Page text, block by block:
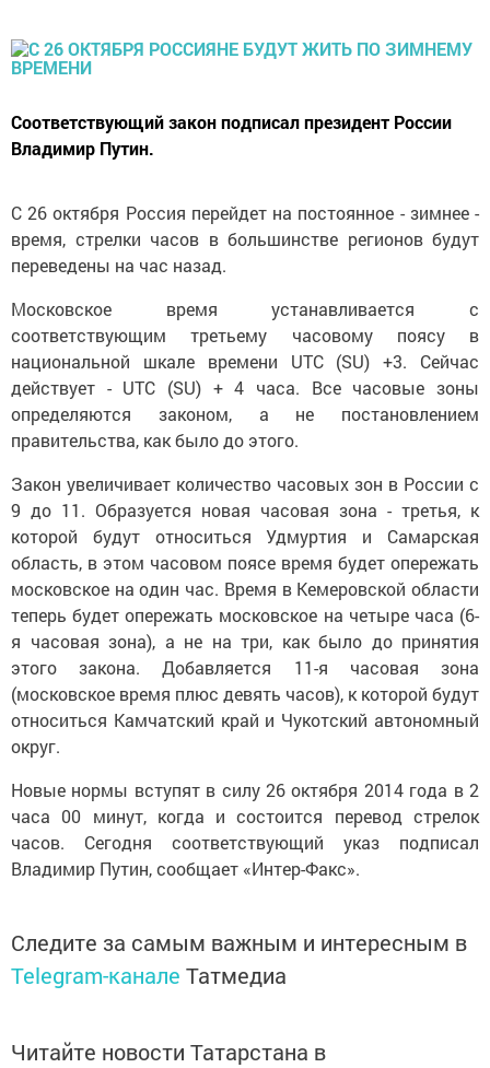
Соответствующий закон подписал президент России
Владимир Путин.
С 26 октября Россия перейдет на постоянное - зимнее -
время, стрелки часов в большинстве регионов будут
переведены на час назад.
Московское время устанавливается с
соответствующим третьему часовому поясу в
национальной шкале времени UTC (SU) +3. Сейчас
действует - UTC (SU) + 4 часа. Все часовые зоны
определяются законом, а не постановлением
правительства, как было до этого.
Закон увеличивает количество часовых зон в России с
9 до 11. Образуется новая часовая зона - третья, к
которой будут относиться Удмуртия и Самарская
область, в этом часовом поясе время будет опережать
московское на один час. Время в Кемеровской области
теперь будет опережать московское на четыре часа (6-
я часовая зона), а не на три, как было до принятия
этого закона. Добавляется 11-я часовая зона
(московское время плюс девять часов), к которой будут
относиться Камчатский край и Чукотский автономный
округ.
Новые нормы вступят в силу 26 октября 2014 года в 2
часа 00 минут, когда и состоится перевод стрелок
часов. Сегодня соответствующий указ подписал
Владимир Путин, сообщает «Интер-Факс».
Следите за самым важным и интересным в
Telegram-канале Татмедиа
Читайте новости Татарстана в